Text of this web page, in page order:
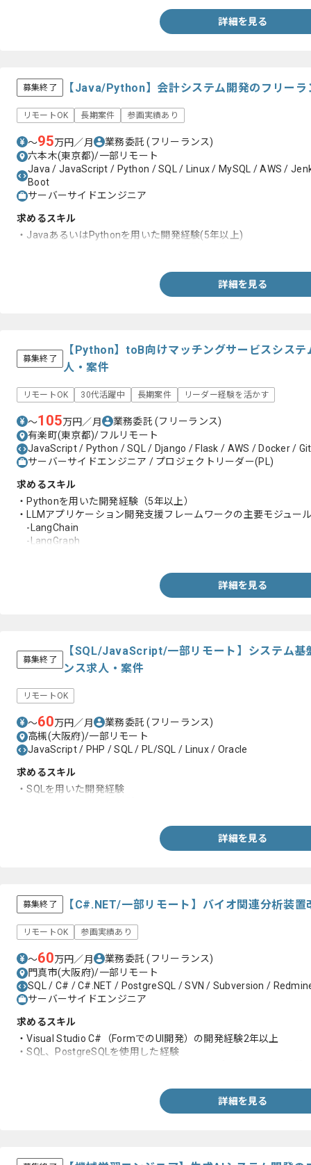
・ユーザの状況を加味したうえで提案資料作成、提案の経験
・ユーザのお悩み相談から企画立案、推進経験
詳細を見る
募集終了 【Java/Python】会計システム開発のフリー
リモートOK 長期案件 参画実績あり
〜95万円／月 業務委託(フリーランス)
六本木(東京都)/一部リモート
Java / JavaScript / Python / SQL / Linux / MySQL / AWS /
Boot
サーバーサイドエンジニア
求めるスキル
・JavaあるいはPythonを用いた開発経験(5年以上)
詳細を見る
募集終了
【Python】toB向けマッチングサービスシステ
人・案件
リモートOK 30代活躍中 長期案件 リーダー経験を活かす
〜105万円／月 業務委託(フリーランス)
有楽町(東京都)/フルリモート
JavaScript / Python / SQL / Django / Flask / AWS / Docker /
サーバーサイドエンジニア / プロジェクトリーダー(PL)
求めるスキル
・Pythonを用いた開発経験（5年以上）
・LLMアプリケーション開発支援フレームワークの主要モジュー
-LangChain
-LangGraph
詳細を見る
募集終了
【SQL/JavaScript/一部リモート】システム基
ンス求人・案件
リモートOK
〜60万円／月 業務委託(フリーランス)
高槻(大阪府)/一部リモート
JavaScript / PHP / SQL / PL/SQL / Linux / Oracle
求めるスキル
・SQLを用いた開発経験
詳細を見る
募集終了 【C#.NET/一部リモート】バイオ関連分析装
リモートOK 参画実績あり
〜60万円／月 業務委託(フリーランス)
門真市(大阪府)/一部リモート
SQL / C# / C#.NET / PostgreSQL / SVN / Subversion /
サーバーサイドエンジニア
求めるスキル
・Visual Studio C#（FormでのUI開発）の開発経験2年以上
・SQL、PostgreSQLを使用した経験
詳細を見る